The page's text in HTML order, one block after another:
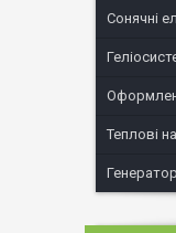
Сонячні
Теплові